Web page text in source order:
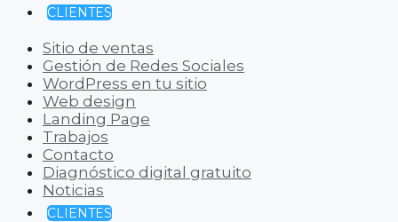
CLIENTES
Sitio de ventas
Gestión de Redes Sociales
WordPress en tu sitio
Web design
Landing Page
Trabajos
Contacto
Diagnóstico digital gratuito
Noticias
CLIENTES